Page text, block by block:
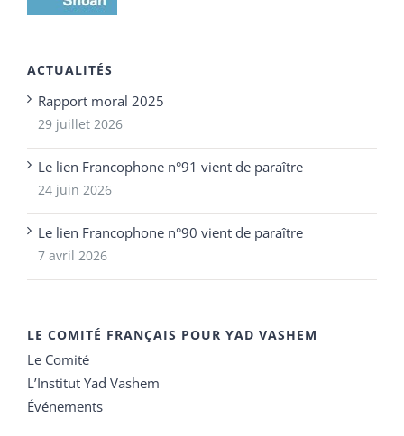
ACTUALITÉS
Rapport moral 2025
29 juillet 2026
Le lien Francophone n°91 vient de paraître
24 juin 2026
Le lien Francophone n°90 vient de paraître
7 avril 2026
LE COMITÉ FRANÇAIS POUR YAD VASHEM
Le Comité
L’Institut Yad Vashem
Événements